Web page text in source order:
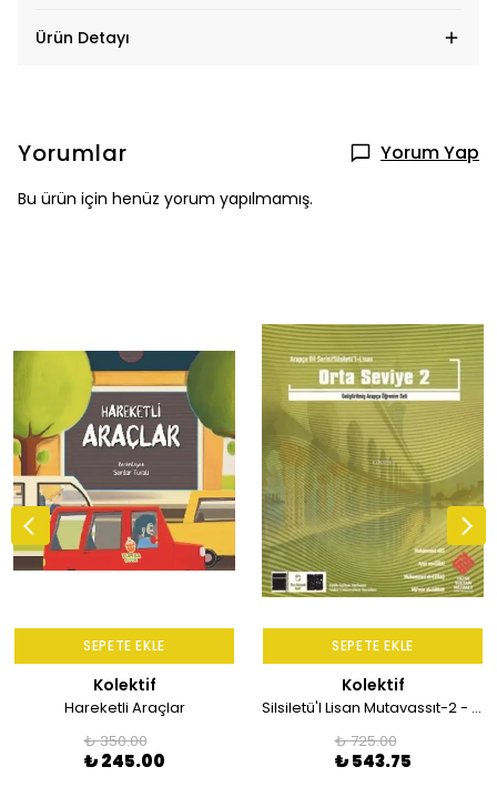
Ürün Detayı
Yorumlar Yorum Yap
Bu ürün için henüz yorum yapılmamış.
SEPETE EKLE
Kolektif
Hareketli Araçlar
₺ 350.00
₺ 245.00
SEPETE EKLE
Kolektif
Silsiletü'l Lisan Mutavassıt-2 - Orta Seviye-2
₺ 725.00
₺ 543.75